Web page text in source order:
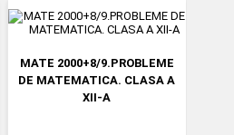
MATE 2000+8/9.PROBLEME
DE MATEMATICA. CLASA A
XII-A